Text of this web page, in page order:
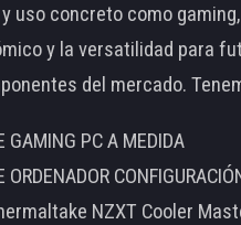
uso concreto como
y la versatilidad para
del mercado.
GAMING PC A MEDIDA
ORDENADOR
NZXT Cooler